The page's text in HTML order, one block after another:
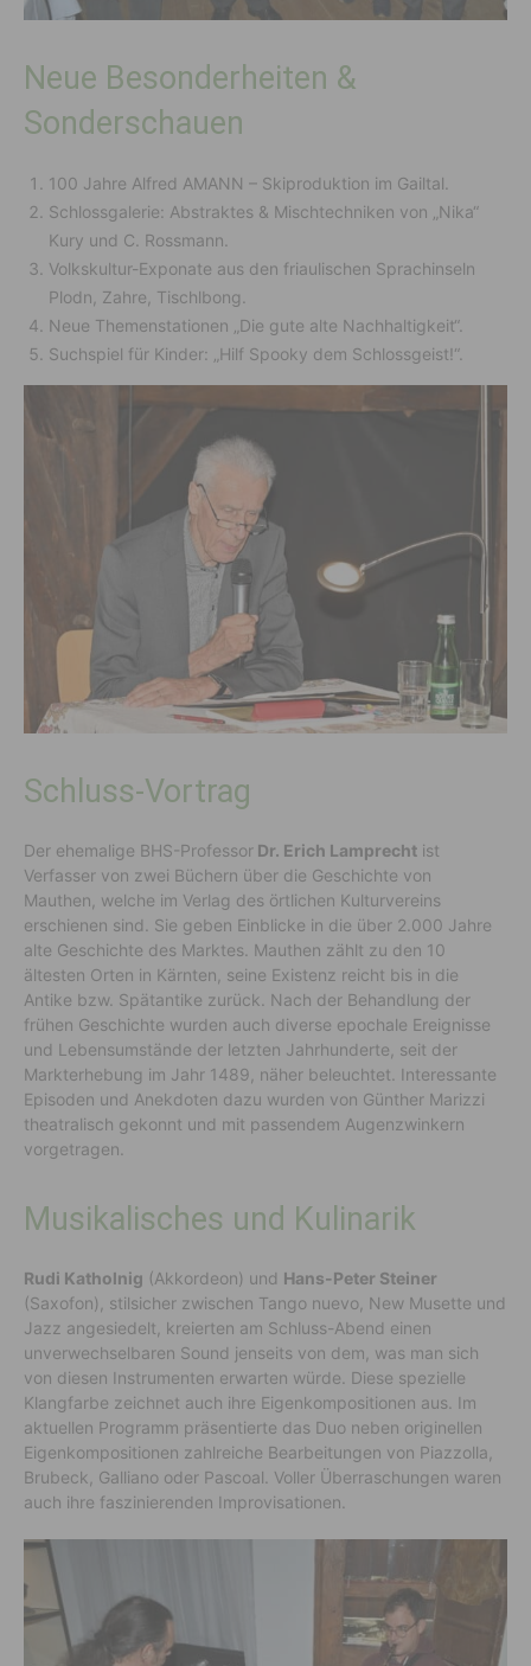
Neue Besonderheiten &
Sonderschauen
100 Jahre Alfred AMANN – Skiproduktion im Gailtal.
Schlossgalerie: Abstraktes & Mischtechniken von „Nika“
Kury und C. Rossmann.
Volkskultur-Exponate aus den friaulischen Sprachinseln
Plodn, Zahre, Tischlbong.
Neue Themenstationen „Die gute alte Nachhaltigkeit“.
Suchspiel für Kinder: „Hilf Spooky dem Schlossgeist!“.
Schluss-Vortrag
Der ehemalige BHS-Professor Dr. Erich Lamprecht ist
Verfasser von zwei Büchern über die Geschichte von
Mauthen, welche im Verlag des örtlichen Kulturvereins
erschienen sind. Sie geben Einblicke in die über 2.000 Jahre
alte Geschichte des Marktes. Mauthen zählt zu den 10
ältesten Orten in Kärnten, seine Existenz reicht bis in die
Antike bzw. Spätantike zurück. Nach der Behandlung der
frühen Geschichte wurden auch diverse epochale Ereignisse
und Lebensumstände der letzten Jahrhunderte, seit der
Markterhebung im Jahr 1489, näher beleuchtet. Interessante
Episoden und Anekdoten dazu wurden von Günther Marizzi
theatralisch gekonnt und mit passendem Augenzwinkern
vorgetragen.
Musikalisches und Kulinarik
Rudi Katholnig (Akkordeon) und Hans-Peter Steiner
(Saxofon), stilsicher zwischen Tango nuevo, New Musette und
Jazz angesiedelt, kreierten am Schluss-Abend einen
unverwechselbaren Sound jenseits von dem, was man sich
von diesen Instrumenten erwarten würde. Diese spezielle
Klangfarbe zeichnet auch ihre Eigenkompositionen aus. Im
aktuellen Programm präsentierte das Duo neben originellen
Eigenkompositionen zahlreiche Bearbeitungen von Piazzolla,
Brubeck, Galliano oder Pascoal. Voller Überraschungen waren
auch ihre faszinierenden Improvisationen.